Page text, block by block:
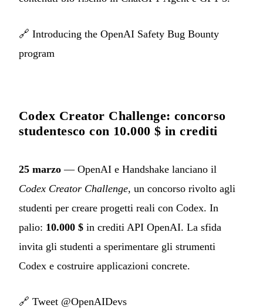
🔗 Introducing the OpenAI Safety Bug Bounty
program
Codex Creator Challenge: concorso
studentesco con 10.000 $ in crediti
25 marzo — OpenAI e Handshake lanciano il
Codex Creator Challenge, un concorso rivolto agli
studenti per creare progetti reali con Codex. In
palio: 10.000 $ in crediti API OpenAI. La sfida
invita gli studenti a sperimentare gli strumenti
Codex e costruire applicazioni concrete.
🔗 Tweet @OpenAIDevs